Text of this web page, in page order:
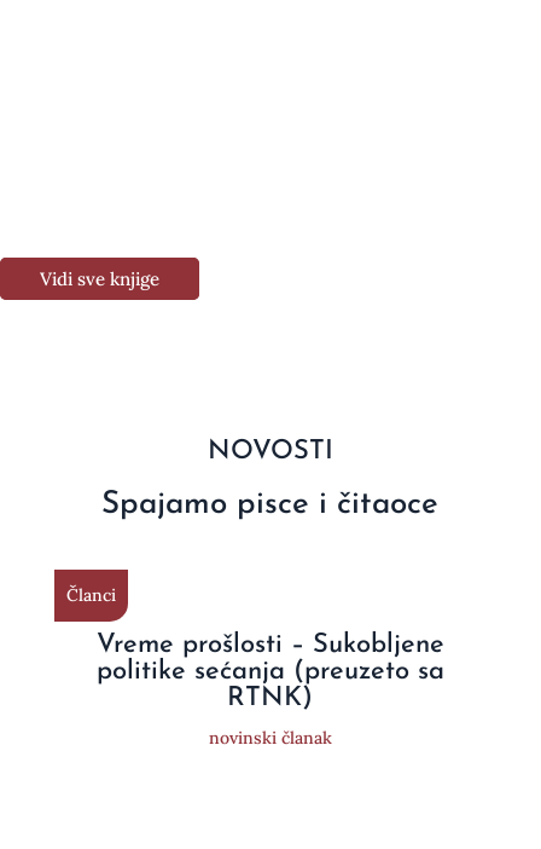
Vidi sve knjige
NOVOSTI
Spajamo pisce i čitaoce
Članci
Vreme prošlosti – Sukobljene
politike sećanja (preuzeto sa
RTNK)
novinski članak